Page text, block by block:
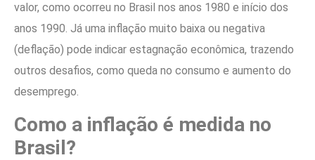
valor, como ocorreu no Brasil nos anos 1980 e início dos
anos 1990. Já uma inflação muito baixa ou negativa
(deflação) pode indicar estagnação econômica, trazendo
outros desafios, como queda no consumo e aumento do
desemprego.
Como a inflação é medida no
Brasil?